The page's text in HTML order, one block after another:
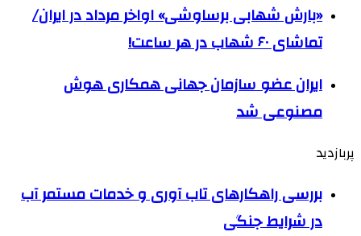
«بارش شهابی برساوشی» اواخر مرداد در ایران/
تماشای ۶۰ شهاب در هر ساعت!
ایران عضو سازمان جهانی همکاری هوش
مصنوعی شد
پربازدید
بررسی راهکارهای تاب آوری و خدمات مستمر آب
در شرایط جنگی